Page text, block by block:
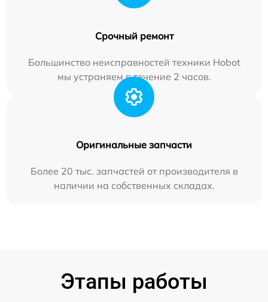
Срочный ремонт
Большинство неисправностей техники Hobot
мы устраняем в течение 2 часов.
Оригинальные запчасти
Более 20 тыс. запчастей от производителя в
наличии на собственных складах.
Этапы работы